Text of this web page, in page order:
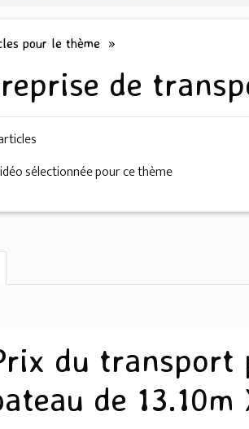
pour le thème »
de
sélectionnée pour ce thème
du transport
de 13.10m